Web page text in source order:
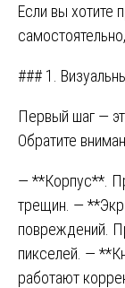
Если вы хотите
### 1.
Первый шаг —
Обратите
— **Корпус**.
трещин. —
повреждений.
пикселей. —
работают